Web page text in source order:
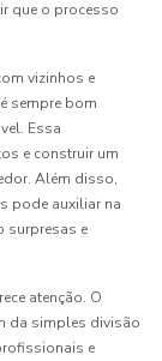
que o processo
vizinhos e
sempre bom
Essa
e construir um
Além disso,
pode auxiliar na
surpresas e
atenção. O
da simples divisão
e